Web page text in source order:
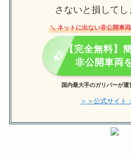
さないと損してし
＼ ネットに出ない非公開車
【完全無料】
非公開車両
国内最大手のガリバーが運
＞＞公式サイト